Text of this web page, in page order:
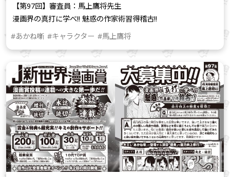
【第97回】審査員：馬上鷹将先生
漫画界の真打に学べ!! 魅惑の作家術習得稽古!!
#あかね噺 #キャラクター #馬上鷹将